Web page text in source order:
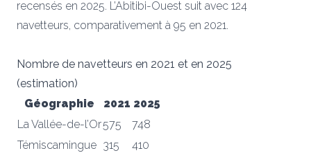
recensés en 2025. L’Abitibi-Ouest suit avec 124
navetteurs, comparativement à 95 en 2021.
Nombre de navetteurs en 2021 et en 2025
(estimation)
Géographie
2021 2025
La Vallée-de-l’Or575
748
Témiscamingue 315
410